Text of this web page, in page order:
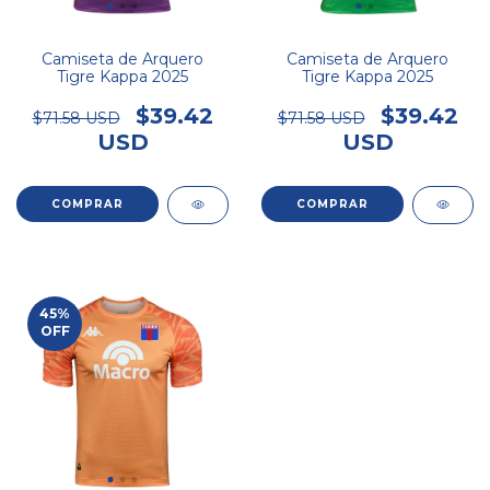
Camiseta de Arquero
Tigre Kappa 2025
$71.58 USD
$39.42
USD
COMPRAR
Camiseta de Arquero
Tigre Kappa 2025
$71.58 USD
$39.42
USD
COMPRAR
45%
OFF